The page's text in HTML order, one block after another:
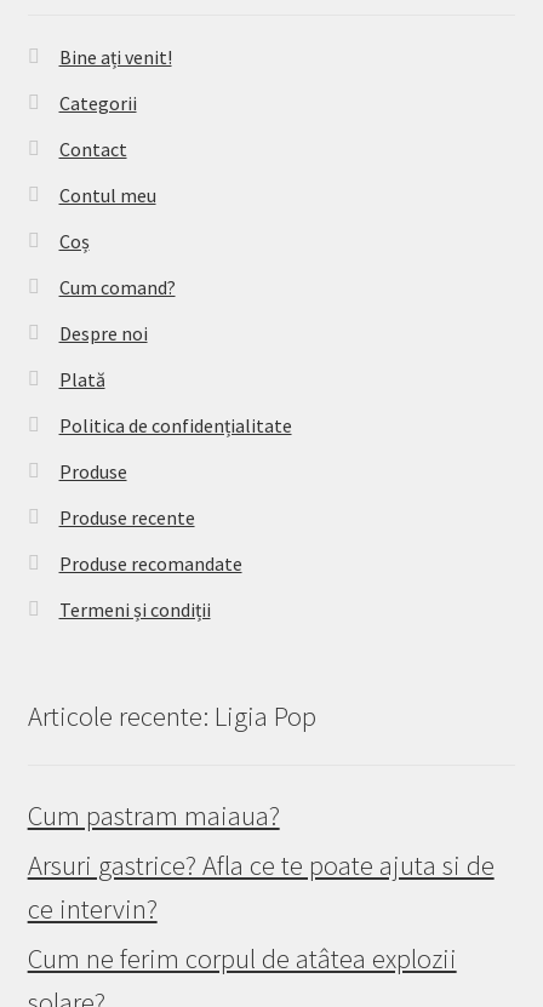
Bine ați venit!
Categorii
Contact
Contul meu
Coș
Cum comand?
Despre noi
Plată
Politica de confidențialitate
Produse
Produse recente
Produse recomandate
Termeni și condiții
Articole recente: Ligia Pop
Cum pastram maiaua?
Arsuri gastrice? Afla ce te poate ajuta si de
ce intervin?
Cum ne ferim corpul de atâtea explozii